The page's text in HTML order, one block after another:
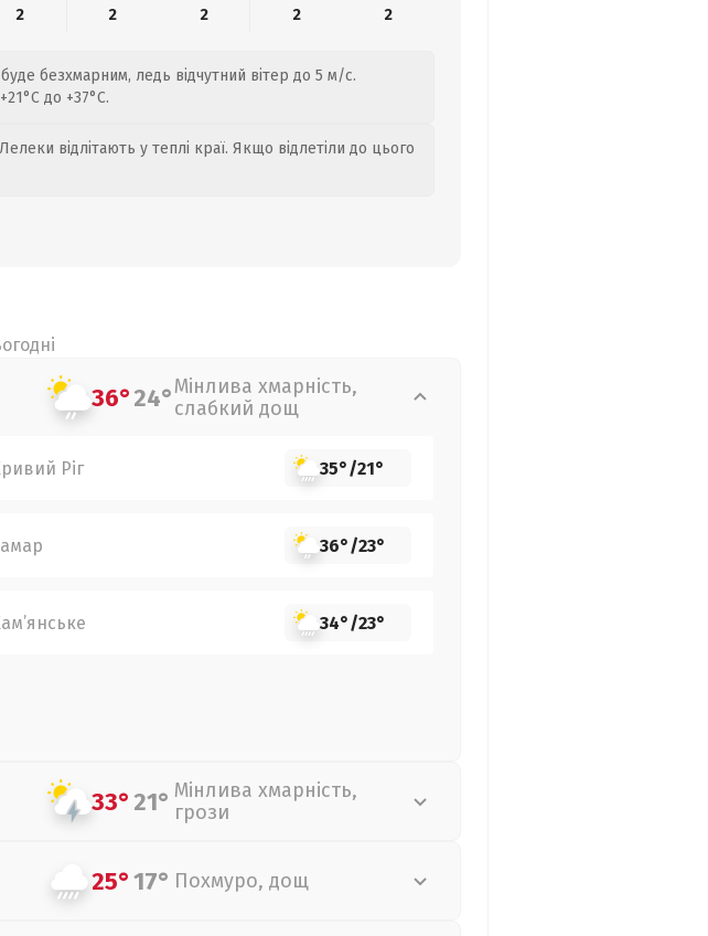
2 2 2 2 2
безхмарним, ледь відчутний вітер до 5 м/с.
до +37°C.
відлітають у теплі краї. Якщо відлетіли до цього
36°24°Мінлива хмарність,
слабкий дощ
Ріг 35°/21°
36°/23°
34°/23°
33°21° Мінлива хмарність,
грози
25°17° Похмуро, дощ